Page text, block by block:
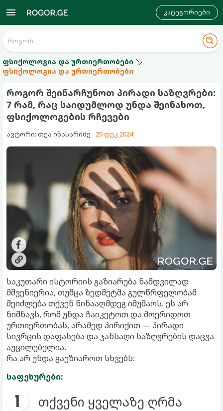
კატეგორიები
ფსიქოლოგია და ურთიერთობები
ფსიქოლოგია და ურთიერთობები
როგორ შეინარჩუნოთ პირადი საზღვრები:
7 რამ, რაც საიდუმლოდ უნდა შეინახოთ,
ფსიქოლოგების რჩევები
ავტორი: თეა ინასარიძე 20 დეკ 2024
საკუთარი ისტორიის გაზიარება ნამდვილად
მშვენიერია, თუმცა ზედმეტმა გულწრფელობამ
შეიძლება თქვენ წინააღმდეგ იმუშაოს. ეს არ
ნიშნავს, რომ უნდა ჩაიკეტოთ და მოერიდოთ
ურთიერთობას, არამედ პირიქით — პირადი
სივრცის დაფასება და ჯანსაღი საზღვრების დაცვა
აუცილებელია.
რა არ უნდა გაუზიაროთ სხვებს:
საფეხურები:
თქვენი ყველაზე ღრმა